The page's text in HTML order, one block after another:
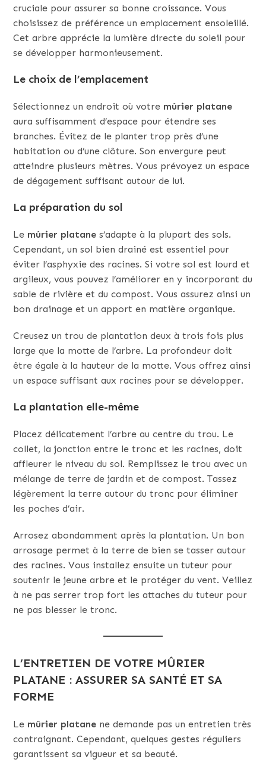
cruciale pour assurer sa bonne croissance. Vous
choisissez de préférence un emplacement ensoleillé.
Cet arbre apprécie la lumière directe du soleil pour
se développer harmonieusement.
Le choix de l’emplacement
Sélectionnez un endroit où votre mûrier platane
aura suffisamment d’espace pour étendre ses
branches. Évitez de le planter trop près d’une
habitation ou d’une clôture. Son envergure peut
atteindre plusieurs mètres. Vous prévoyez un espace
de dégagement suffisant autour de lui.
La préparation du sol
Le mûrier platane s’adapte à la plupart des sols.
Cependant, un sol bien drainé est essentiel pour
éviter l’asphyxie des racines. Si votre sol est lourd et
argileux, vous pouvez l’améliorer en y incorporant du
sable de rivière et du compost. Vous assurez ainsi un
bon drainage et un apport en matière organique.
Creusez un trou de plantation deux à trois fois plus
large que la motte de l’arbre. La profondeur doit
être égale à la hauteur de la motte. Vous offrez ainsi
un espace suffisant aux racines pour se développer.
La plantation elle-même
Placez délicatement l’arbre au centre du trou. Le
collet, la jonction entre le tronc et les racines, doit
affleurer le niveau du sol. Remplissez le trou avec un
mélange de terre de jardin et de compost. Tassez
légèrement la terre autour du tronc pour éliminer
les poches d’air.
Arrosez abondamment après la plantation. Un bon
arrosage permet à la terre de bien se tasser autour
des racines. Vous installez ensuite un tuteur pour
soutenir le jeune arbre et le protéger du vent. Veillez
à ne pas serrer trop fort les attaches du tuteur pour
ne pas blesser le tronc.
L’ENTRETIEN DE VOTRE MÛRIER
PLATANE : ASSURER SA SANTÉ ET SA
FORME
Le mûrier platane ne demande pas un entretien très
contraignant. Cependant, quelques gestes réguliers
garantissent sa vigueur et sa beauté.